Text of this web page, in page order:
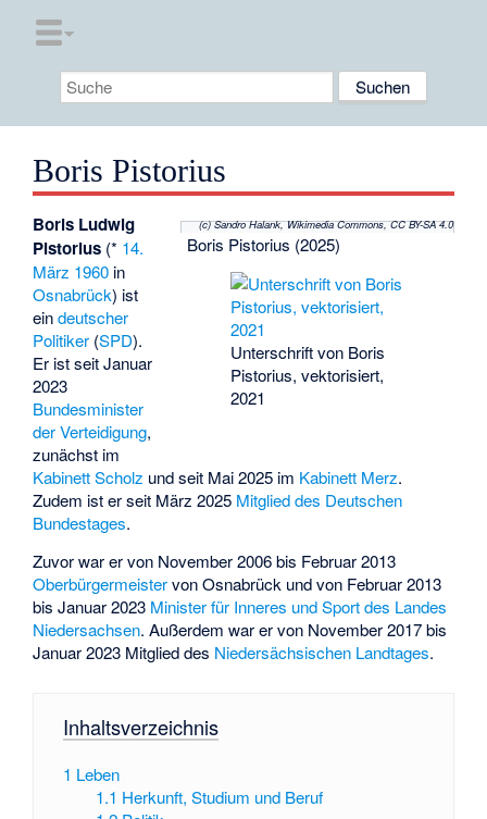
Boris Pistorius
(c) Sandro Halank, Wikimedia Commons, CC BY-SA 4.0
Boris Pistorius (2025)
Unterschrift von Boris
Pistorius, vektorisiert,
2021
Boris Ludwig
Pistorius (* 14.
März 1960 in
Osnabrück) ist
eindeutscher
Politiker (SPD).
Er ist seit Januar
2023
Bundesminister
der Verteidigung,
zunächst im
Kabinett Scholz und seit Mai 2025 im Kabinett Merz.
Zudem ist er seit März 2025 Mitglied des Deutschen
Bundestages.
Zuvor war er von November 2006 bis Februar 2013
Oberbürgermeistervon Osnabrück und von Februar 2013
bis Januar 2023 Minister für Inneres und Sport des Landes
Niedersachsen. Außerdem war er von November 2017 bis
Januar 2023 Mitglied des Niedersächsischen Landtages.
Inhaltsverzeichnis
1 Leben
1.1 Herkunft, Studium und Beruf